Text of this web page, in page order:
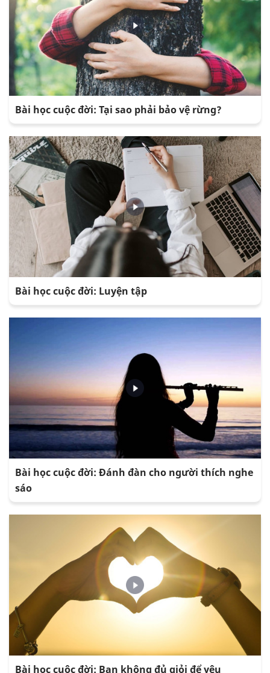
Bài học cuộc đời: Tại sao phải bảo vệ rừng?
Bài học cuộc đời: Luyện tập
Bài học cuộc đời: Đánh đàn cho người thích nghe
sáo
Bài học cuộc đời: Bạn không đủ giỏi để yêu